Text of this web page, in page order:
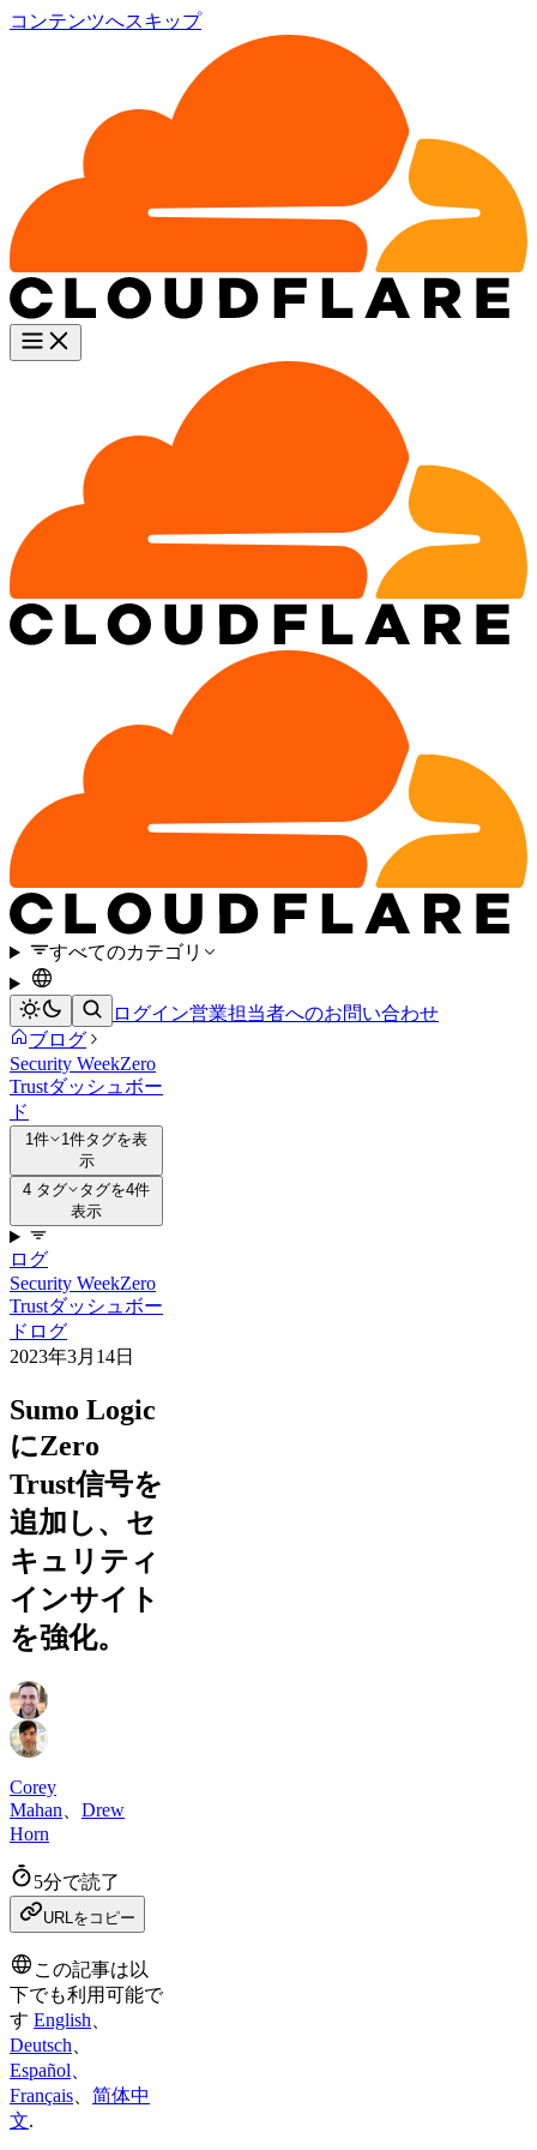
コンテンツへスキップ
すべてのカテゴリ
ログイン営業担当者へのお問い合わせ
ブログ
Security WeekZero
Trustダッシュボー
ド
1件
1件タグを表
示
4 タグ
タグを4件
表示
ログ
Security WeekZero
Trustダッシュボー
ド ログ
2023年3月14日
Sumo Logic
にZero
Trust信号を
追加し、セ
キュリティ
インサイト
を強化。
Corey
Mahan
Drew
Horn
5分で読了
URLをコピー
この記事は以
下でも利用可能で
す English
Deutsch
Español
Français
简体中
文.